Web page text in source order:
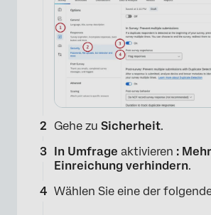
Gehe zu Sicherheit.
In Umfrage aktivieren :
Einreichung verhindern.
Wählen Sie eine der